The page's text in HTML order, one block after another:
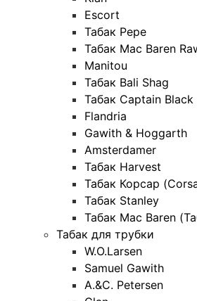
Escort
Табак Pepe
Табак Mac Baren
Manitou
Табак Bali Shag
Табак Captain Black
Flandria
Gawith & Hoggarth
Amsterdamer
Табак Harvest
Табак Корсар
Табак Stanley
Табак Mac Baren
Табак для трубки
W.O.Larsen
Samuel Gawith
A.&C. Petersen